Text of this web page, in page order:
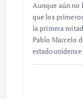
Aunque aún no
que los
la primera
Pablo Marcelo